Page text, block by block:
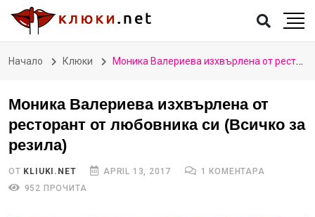
Начало Клюки Моника Валериева изхвърлена от ресторант от любовника си (Всичко за резила)
Моника Валериева изхвърлена от
ресторант от любовника си (Всичко за
резила)
ОТ KLIUKI.NET APRIL 13, 2017
1 КОМЕНТАРА
952 ПРОЧИТА